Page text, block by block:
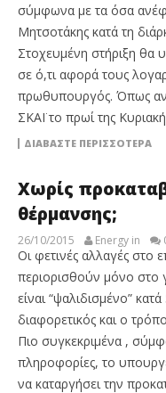
σύμφωνα με τα όσα
Μητσοτάκης κατά τη
Στοχευμένη στήριξη θα
σε ό,τι αφορά τους
πρωθυπουργός. Όπως
ΣΚΑΪ το πρωί της
ΔΙΑΒΆΣΤΕ ΠΕΡΙΣΣΌΤΕΡΑ
Χωρίς
θέρμανσης;
26/10/2015 Energy in
Οι φετινές αλλαγές στο
περιορισθούν μόνο στο
είναι “ψαλιδισμένο”
διαφορετικός και ο
Πιο συγκεκριμένα ,
πληροφορίες, το
να καταργήσει την